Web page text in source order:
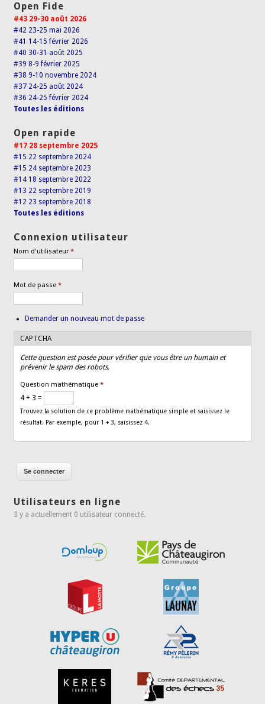
Open Fide
#43 29-30 août 2026
#42 23-25 mai 2026
#41 14-15 février 2026
#40 30-31 août 2025
#39 8-9 février 2025
#38 9-10 novembre 2024
#37 24-25 août 2024
#36 24-25 février 2024
Toutes les éditions
Open rapide
#17 28 septembre 2025
#15 22 septembre 2024
#15 24 septembre 2023
#14 18 septembre 2022
#13 22 septembre 2019
#12 23 septembre 2018
Toutes les éditions
Connexion utilisateur
Nom d'utilisateur*
Mot de passe*
Demander un nouveau mot de passe
CAPTCHA
Cette question est posée pour vérifier que vous être un humain et
prévenir le spam des robots.
Question mathématique*
4 + 3 =
Trouvez la solution de ce problème mathématique simple et saisissez le
résultat. Par exemple, pour 1 + 3, saisissez 4.
Utilisateurs en ligne
Il y a actuellement 0 utilisateur connecté.